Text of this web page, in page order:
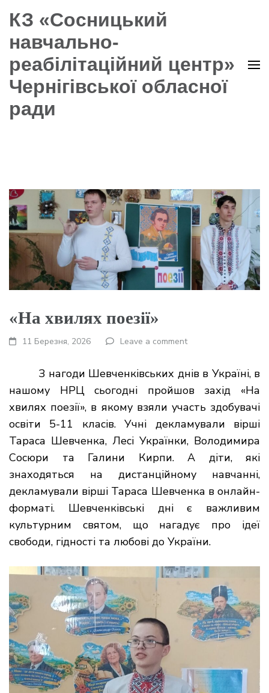
КЗ «Сосницький
навчально-
реабілітаційний центр»
Чернігівської обласної
ради
«На хвилях поезії»
11 Березня, 2026 Leave a comment
З нагоди Шевченківських днів в Україні, в
нашому НРЦ сьогодні пройшов захід «На
хвилях поезії», в якому взяли участь здобувачі
освіти 5-11 класів. Учні декламували вірші
Тараса Шевченка, Лесі Українки, Володимира
Сосюри та Галини Кирпи. А діти, які
знаходяться на дистанційному навчанні,
декламували вірші Тараса Шевченка в онлайн-
форматі. Шевченківські дні є важливим
культурним святом, що нагадує про ідеї
свободи, гідності та любові до України.